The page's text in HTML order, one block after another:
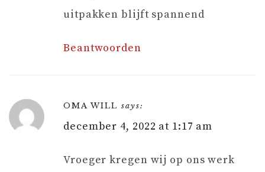
uitpakken blijft spannend
Beantwoorden
OMA WILL says:
december 4, 2022 at 1:17 am
Vroeger kregen wij op ons werk